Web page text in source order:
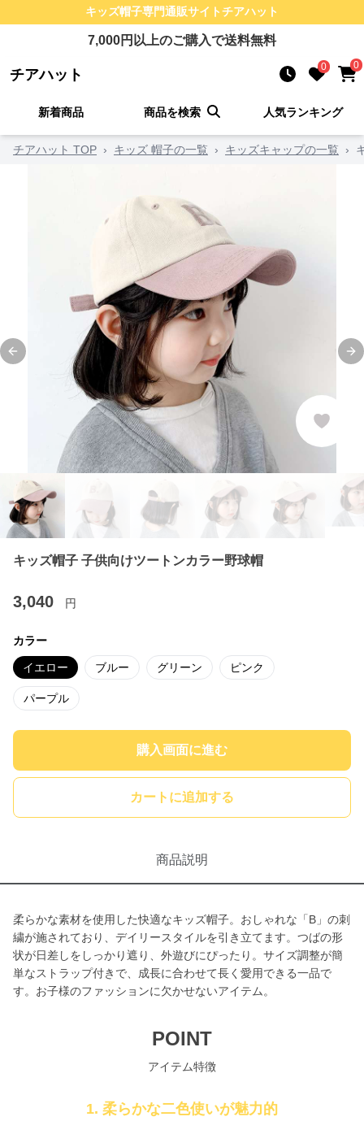
キッズ帽子専門通販サイトチアハット
7,000円以上のご購入で送料無料
チアハット 0 0
新着商品 商品を検索 人気ランキング
チアハット TOP › キッズ 帽子の一覧 › キッズキャップの一覧 ›
Previous slide
キッズ帽子 子供向けツートンカラー野球帽
3,040 円
カラー
イエロー ブルー グリーン ピンク
パープル
購入画面に進む
カートに追加する
商品説明
柔らかな素材を使用した快適なキッズ帽子。おしゃれな「B」の刺
繍が施されており、デイリースタイルを引き立てます。つばの形
状が日差しをしっかり遮り、外遊びにぴったり。サイズ調整が簡
単なストラップ付きで、成長に合わせて長く愛用できる一品で
す。お子様のファッションに欠かせないアイテム。
POINT
アイテム特徴
1. 柔らかな二色使いが魅力的